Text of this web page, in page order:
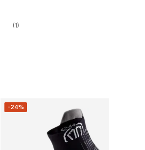
(1)
-24%